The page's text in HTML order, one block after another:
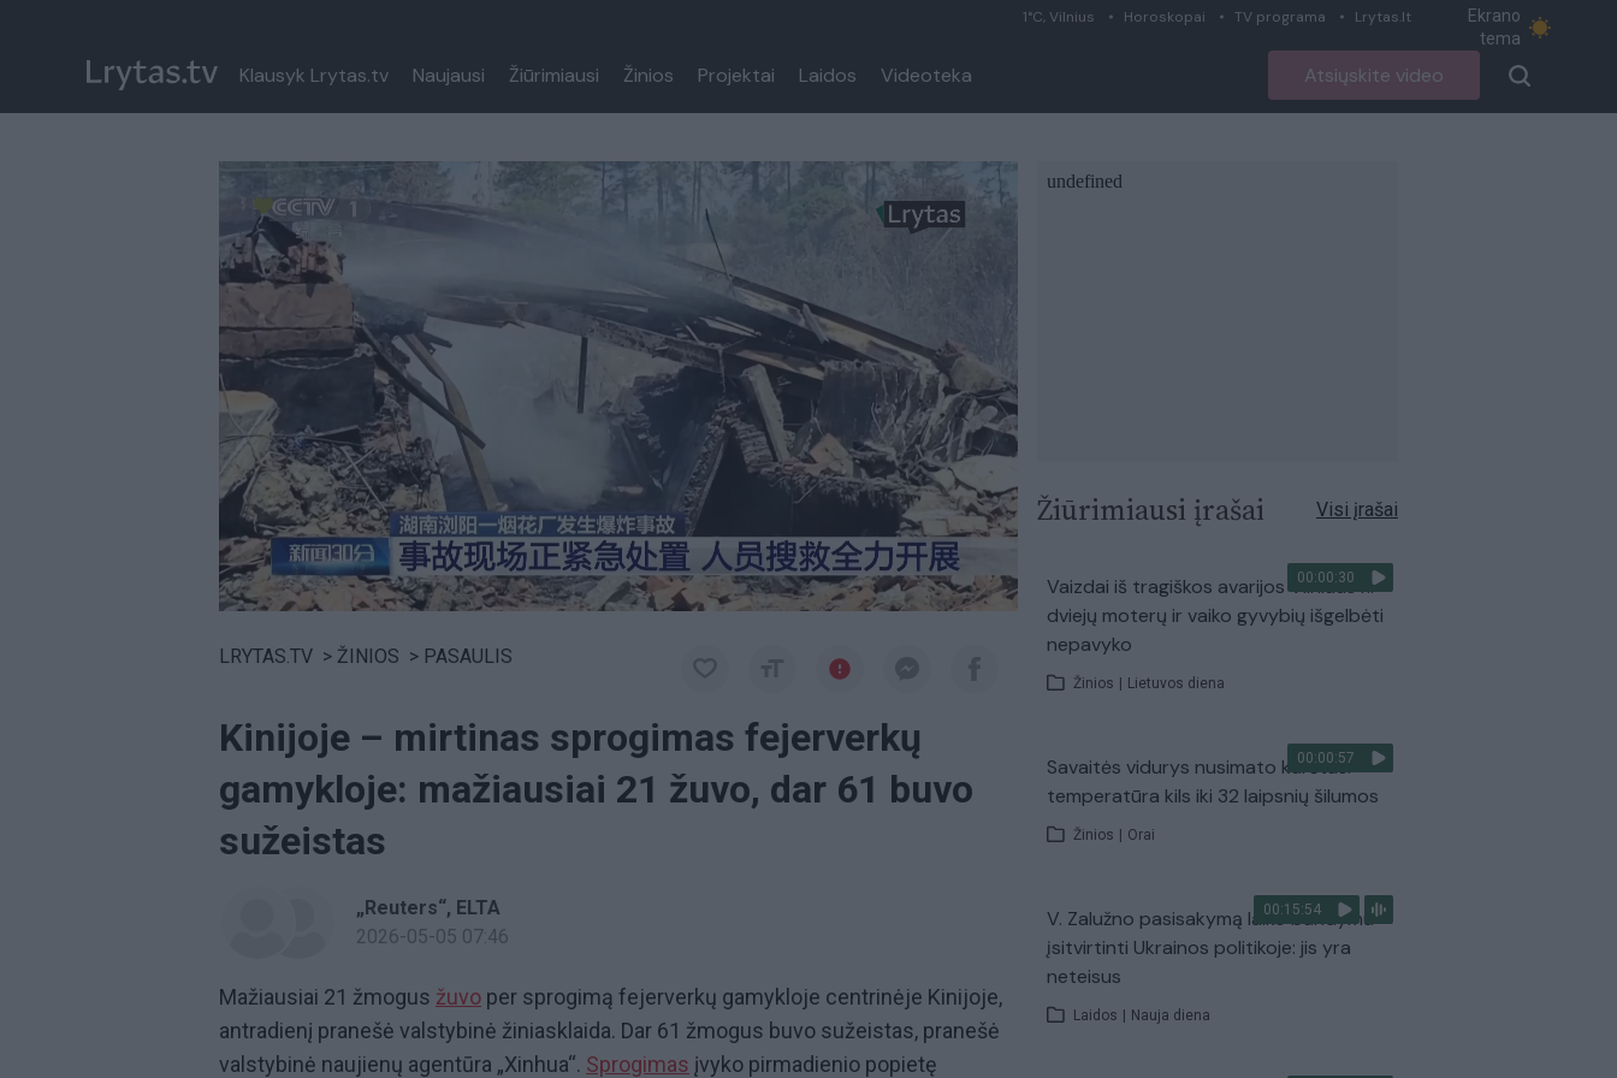
1°C, Vilnius Horoskopai TV programa Lrytas.lt
Ekrano
tema
Klausyk Lrytas.tv Naujausi Žiūrimiausi Žinios Projektai Laidos Videoteka Atsiųskite video
Paremkite Ukrainą
LRYTAS.TV > ŽINIOS > PASAULIS
Kinijoje – mirtinas sprogimas fejerverkų
gamykloje: mažiausiai 21 žuvo, dar 61 buvo
sužeistas
„Reuters“ ELTA
2026-05-05 07:46
Mažiausiai 21 žmogus žuvo per sprogimą fejerverkų gamykloje centrinėje Kinijoje,
antradienį pranešė valstybinė žiniasklaida. Dar 61 žmogus buvo sužeistas, pranešė
valstybinė naujienų agentūra „Xinhua“. Sprogimas įvyko pirmadienio popietę
Žiūrimiausi įrašai Visi įrašai
00:00:30
Vaizdai iš tragiškos avarijos Vilniaus r.:
dviejų moterų ir vaiko gyvybių išgelbėti
nepavyko
Žinios Lietuvos diena
00:00:57
Savaitės vidurys nusimato karštas:
temperatūra kils iki 32 laipsnių šilumos
Žinios Orai
00:15:54
V. Zalužno pasisakymą laiko bandymu
įsitvirtinti Ukrainos politikoje: jis yra
neteisus
Laidos Nauja diena